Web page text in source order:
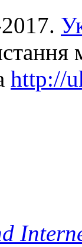
http://